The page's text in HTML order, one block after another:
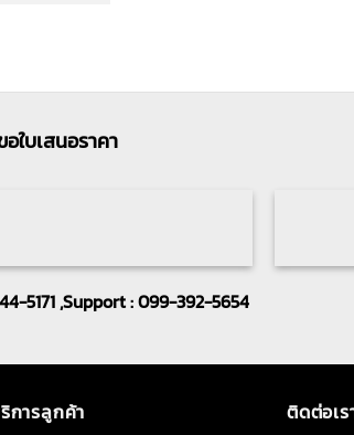
ใบเสนอราคา
5171 ,Support : 099-392-5654
การลูกค้า ติดต่อเร